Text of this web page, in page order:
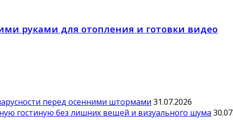
руками для отопления и готовки видео
перед осенними штормами 31.07.2026
гостиную без лишних вещей и визуального шума